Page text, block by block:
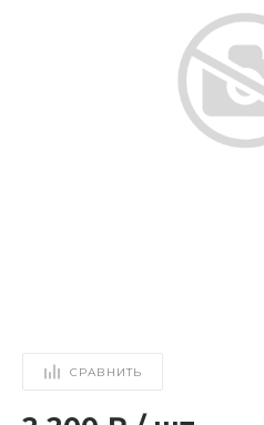
СРАВНИТЬ